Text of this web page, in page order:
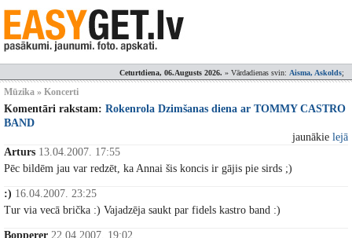
Ceturtdiena, 06.Augusts 2026. » Vārdadienas svin: Aisma, Askolds;
Mūzika » Koncerti
Komentāri rakstam: Rokenrola Dzimšanas diena ar TOMMY CASTRO
BAND
jaunākie lejā
Arturs 13.04.2007. 17:55
Pēc bildēm jau var redzēt, ka Annai šis koncis ir gājis pie sirds ;)
:) 16.04.2007. 23:25
Tur via vecā brička :) Vajadzēja saukt par fidels kastro band :)
Bopperer 22.04.2007. 19:02